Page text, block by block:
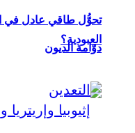
العبودية؟
تحوُّل طاقي عادل في
دوّامة الديون